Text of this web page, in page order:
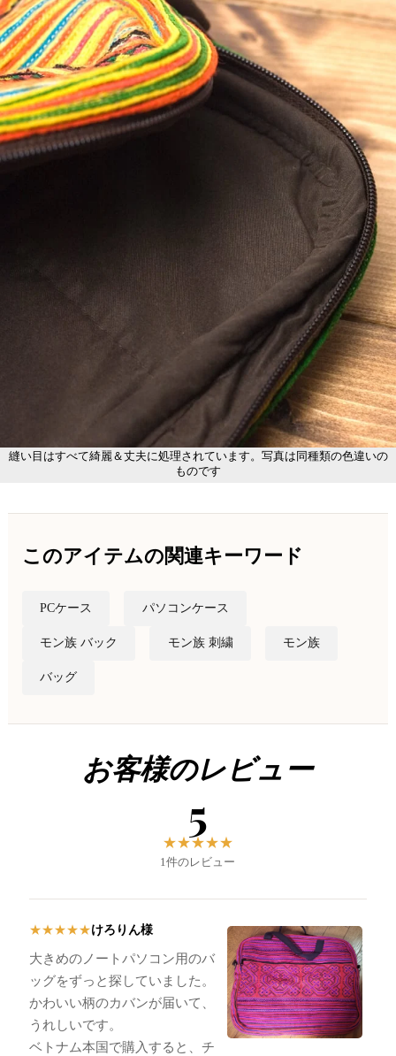
縫い目はすべて綺麗＆丈夫に処理されています。写真は同種類の色違いの
ものです
このアイテムの関連キーワード
PCケース パソコンケース
モン族 バック モン族 刺繍 モン族
バッグ
お客様のレビュー
5
★★★★★
1件のレビュー
★★★★★けろりん様
大きめのノートパソコン用のバ
ッグをずっと探していました。
かわいい柄のカバンが届いて、
うれしいです。
ベトナム本国で購入すると、チ